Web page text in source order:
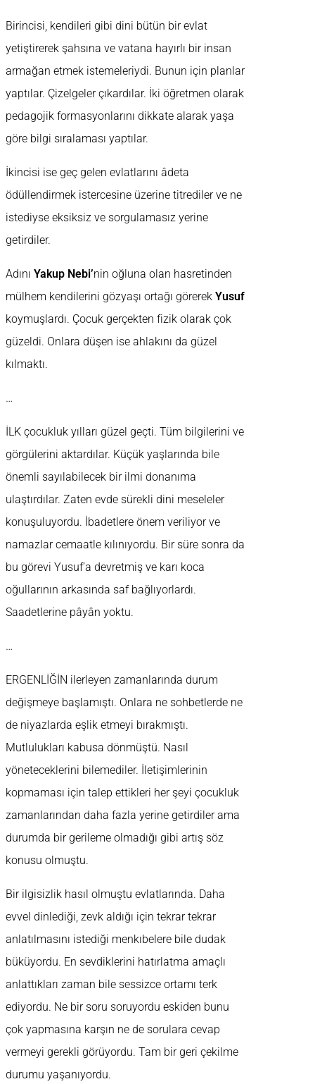
Birincisi, kendileri gibi dini bütün bir evlat
yetiştirerek şahsına ve vatana hayırlı bir insan
armağan etmek istemeleriydi. Bunun için planlar
yaptılar. Çizelgeler çıkardılar. İki öğretmen olarak
pedagojik formasyonlarını dikkate alarak yaşa
göre bilgi sıralaması yaptılar.
İkincisi ise geç gelen evlatlarını âdeta
ödüllendirmek istercesine üzerine titrediler ve ne
istediyse eksiksiz ve sorgulamasız yerine
getirdiler.
Adını Yakup Nebi’nin oğluna olan hasretinden
mülhem kendilerini gözyaşı ortağı görerek Yusuf
koymuşlardı. Çocuk gerçekten fizik olarak çok
güzeldi. Onlara düşen ise ahlakını da güzel
kılmaktı.
…
İLK çocukluk yılları güzel geçti. Tüm bilgilerini ve
görgülerini aktardılar. Küçük yaşlarında bile
önemli sayılabilecek bir ilmi donanıma
ulaştırdılar. Zaten evde sürekli dini meseleler
konuşuluyordu. İbadetlere önem veriliyor ve
namazlar cemaatle kılınıyordu. Bir süre sonra da
bu görevi Yusuf’a devretmiş ve karı koca
oğullarının arkasında saf bağlıyorlardı.
Saadetlerine pâyân yoktu.
…
ERGENLİĞİN ilerleyen zamanlarında durum
değişmeye başlamıştı. Onlara ne sohbetlerde ne
de niyazlarda eşlik etmeyi bırakmıştı.
Mutlulukları kabusa dönmüştü. Nasıl
yöneteceklerini bilemediler. İletişimlerinin
kopmaması için talep ettikleri her şeyi çocukluk
zamanlarından daha fazla yerine getirdiler ama
durumda bir gerileme olmadığı gibi artış söz
konusu olmuştu.
Bir ilgisizlik hasıl olmuştu evlatlarında. Daha
evvel dinlediği, zevk aldığı için tekrar tekrar
anlatılmasını istediği menkıbelere bile dudak
büküyordu. En sevdiklerini hatırlatma amaçlı
anlattıkları zaman bile sessizce ortamı terk
ediyordu. Ne bir soru soruyordu eskiden bunu
çok yapmasına karşın ne de sorulara cevap
vermeyi gerekli görüyordu. Tam bir geri çekilme
durumu yaşanıyordu.